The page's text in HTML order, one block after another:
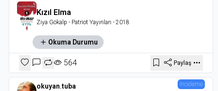
Kızıl Elma
Ziya Gökalp - Patriot Yayınları - 2018
Okuma Durumu
564 Paylaş
okuyan.tuba
İnceleme